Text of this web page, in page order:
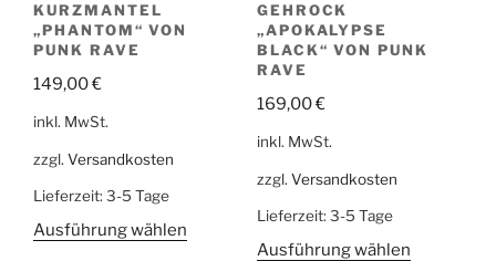
KURZMANTEL
„PHANTOM“ VON
PUNK RAVE
149,00€
inkl. MwSt.
zzgl. Versandkosten
Lieferzeit: 3-5 Tage
Ausführung wählen
GEHROCK
„APOKALYPSE
BLACK“ VON PUNK
RAVE
169,00€
inkl. MwSt.
zzgl. Versandkosten
Lieferzeit: 3-5 Tage
Ausführung wählen